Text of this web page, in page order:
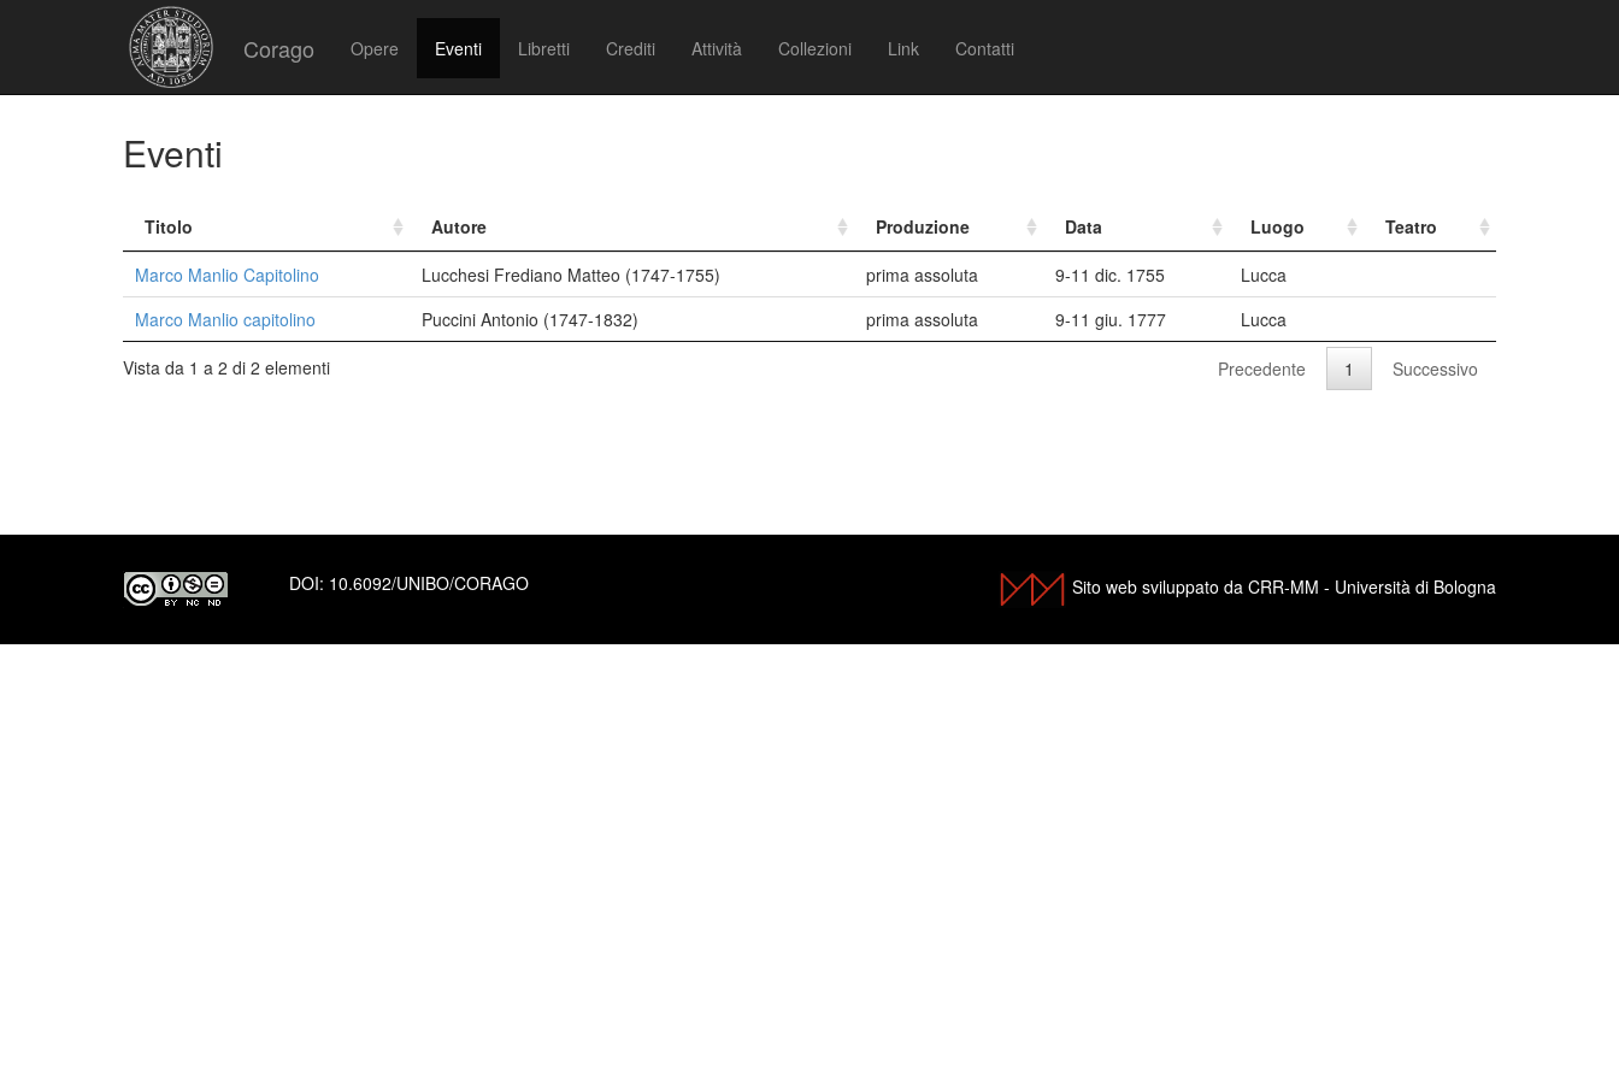
Corago Opere Eventi Libretti Crediti Attività Collezioni Link Contatti
Eventi
Titolo Autore Produzione Data Luogo
Teatro
Marco Manlio Capitolino
Lucchesi Frediano Matteo (1747-1755) prima assoluta 9-11 dic. 1755
Lucca
Marco Manlio capitolino
Puccini Antonio (1747-1832) prima assoluta 9-11 giu. 1777
Lucca
Vista da 1 a 2 di 2 elementi
Precedente 1 Successivo
DOI: 10.6092/UNIBO/CORAGO Sito web sviluppato da CRR-MM - Università di Bologna